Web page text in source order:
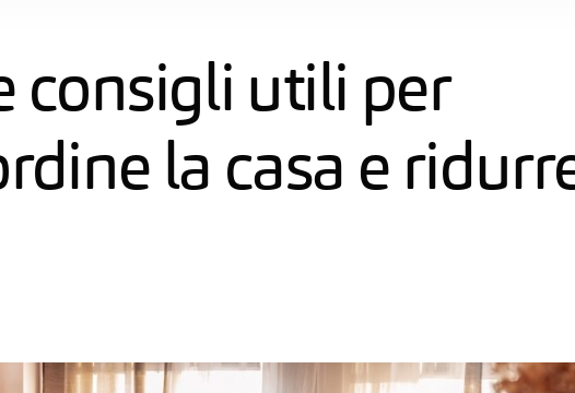
FIBRA PVC-ALLUMINIO
HYBRID
ALUX ALLUMINIO
consigli utili per
la casa e